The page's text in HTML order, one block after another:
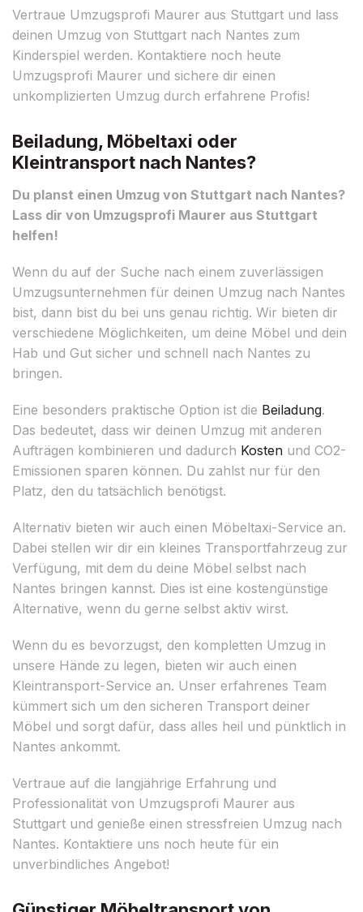
Vertraue Umzugsprofi Maurer aus Stuttgart und lass
deinen Umzug von Stuttgart nach Nantes zum
Kinderspiel werden. Kontaktiere noch heute
Umzugsprofi Maurer und sichere dir einen
unkomplizierten Umzug durch erfahrene Profis!
Beiladung, Möbeltaxi oder
Kleintransport nach Nantes?
Du planst einen Umzug von Stuttgart nach Nantes?
Lass dir von Umzugsprofi Maurer aus Stuttgart
helfen!
Wenn du auf der Suche nach einem zuverlässigen
Umzugsunternehmen für deinen Umzug nach Nantes
bist, dann bist du bei uns genau richtig. Wir bieten dir
verschiedene Möglichkeiten, um deine Möbel und dein
Hab und Gut sicher und schnell nach Nantes zu
bringen.
Eine besonders praktische Option ist die Beiladung.
Das bedeutet, dass wir deinen Umzug mit anderen
Aufträgen kombinieren und dadurch Kosten und CO2-
Emissionen sparen können. Du zahlst nur für den
Platz, den du tatsächlich benötigst.
Alternativ bieten wir auch einen Möbeltaxi-Service an.
Dabei stellen wir dir ein kleines Transportfahrzeug zur
Verfügung, mit dem du deine Möbel selbst nach
Nantes bringen kannst. Dies ist eine kostengünstige
Alternative, wenn du gerne selbst aktiv wirst.
Wenn du es bevorzugst, den kompletten Umzug in
unsere Hände zu legen, bieten wir auch einen
Kleintransport-Service an. Unser erfahrenes Team
kümmert sich um den sicheren Transport deiner
Möbel und sorgt dafür, dass alles heil und pünktlich in
Nantes ankommt.
Vertraue auf die langjährige Erfahrung und
Professionalität von Umzugsprofi Maurer aus
Stuttgart und genieße einen stressfreien Umzug nach
Nantes. Kontaktiere uns noch heute für ein
unverbindliches Angebot!